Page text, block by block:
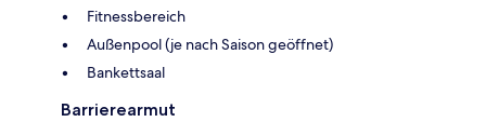
Fitnessbereich
Außenpool (je nach Saison geöffnet)
Bankettsaal
Barrierearmut